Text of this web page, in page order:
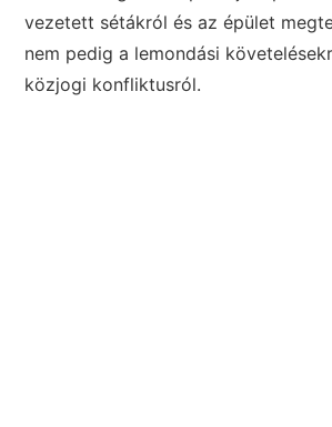
vezetett sétákról és az épület
nem pedig a lemondási
közjogi konfliktusról.